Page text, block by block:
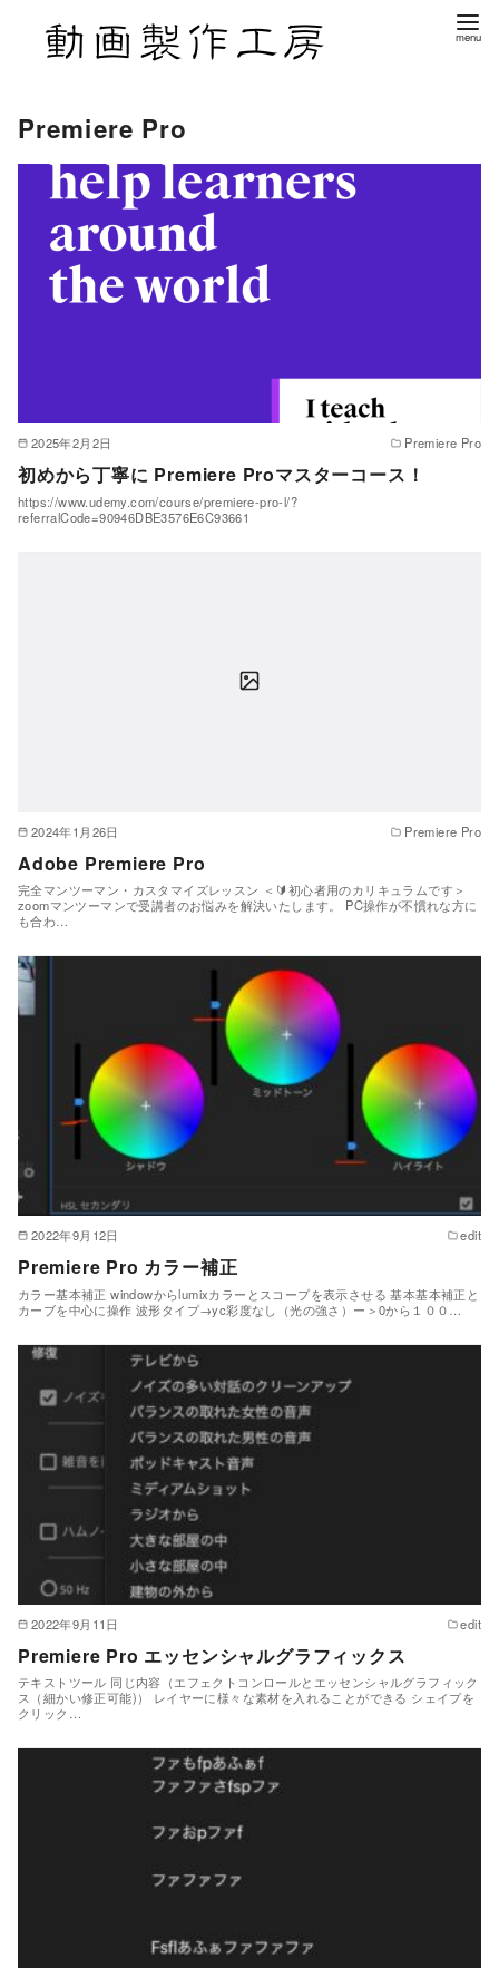
Premiere Pro
2025年2月2日 Premiere Pro
初めから丁寧に Premiere Proマスターコース！
https://www.udemy.com/course/premiere-pro-l/?
referralCode=90946DBE3576E6C93661
2024年1月26日 Premiere Pro
Adobe Premiere Pro
完全マンツーマン・カスタマイズレッスン ＜🔰初心者用のカリキュラムです＞
zoomマンツーマンで受講者のお悩みを解決いたします。 PC操作が不慣れな方に
も合わ…
2022年9月12日 edit
Premiere Pro カラー補正
カラー基本補正 windowからlumixカラーとスコープを表示させる 基本基本補正と
カーブを中心に操作 波形タイプ→yc彩度なし（光の強さ）ー＞0から１００…
2022年9月11日 edit
Premiere Pro エッセンシャルグラフィックス
テキストツール 同じ内容（エフェクトコンロールとエッセンシャルグラフィック
ス（細かい修正可能)） レイヤーに様々な素材を入れることができる シェイプを
クリック…